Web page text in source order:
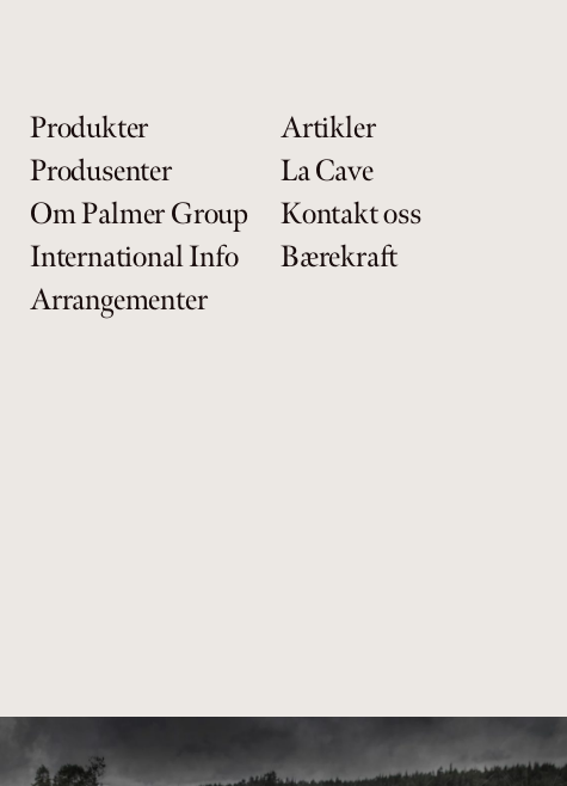
Produkter
Produsenter
Om Palmer Group
International Info
Arrangementer
Artikler
La Cave
Kontakt oss
Bærekraft